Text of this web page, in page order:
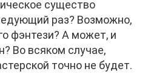
существо
раз? Возможно,
фэнтези? А может, и
Во всяком случае,
точно не будет.